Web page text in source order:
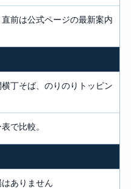
前は公式ページの最新案内
丁そば、のりのりトッピン
で比較。
ありません